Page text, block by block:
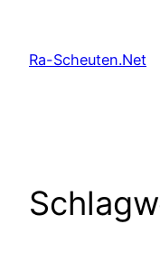
springen
Ra-Scheuten.Net